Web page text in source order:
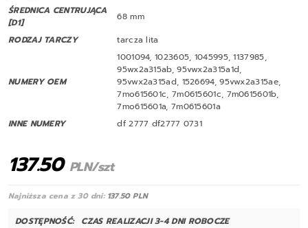
ŚREDNICA CENTRUJĄCA
[D1]
68 mm
RODZAJ TARCZY
tarcza lita
NUMERY OEM
1001094, 1023605, 1045995, 1137985,
95wx2a315ab, 95vwx2a315a1d,
95vwx2a315ad, 1526694, 95vwx2a315ae,
7mo615601c, 7m0615601c, 7m0615601b,
7mo615601a, 7m0615601a
INNE NUMERY
df 2777 df2777 0731
137.50 PLN/szt
Najniższa cena z 30 dni: 137.50 PLN
DOSTĘPNOŚĆ: CZAS REALIZACJI 3-4 DNI ROBOCZE